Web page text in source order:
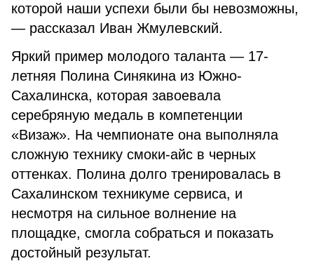
которой наши успехи были бы невозможны,
— рассказал Иван Жмулевский.
Яркий пример молодого таланта — 17-
летняя Полина Синякина из Южно-
Сахалинска, которая завоевала
серебряную медаль в компетенции
«Визаж». На чемпионате она выполняла
сложную технику смоки-айс в черных
оттенках. Полина долго тренировалась в
Сахалинском техникуме сервиса, и
несмотря на сильное волнение на
площадке, смогла собраться и показать
достойный результат.